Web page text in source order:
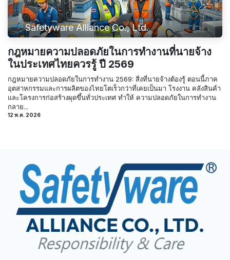
Safetyware Alliance Co., Ltd.
กฎหมายความปลอดภัยในการทำงานที่นายจ้าง
ในประเทศไทยควรรู้ ปี 2569
กฎหมายความปลอดภัยในการทำงาน 2569: สิ่งที่นายจ้างต้องรู้ ตอนนี้ภาค
อุตสาหกรรมและการผลิตของไทยโตเร็วกว่าที่เคยเป็นมา โรงงาน คลังสินค้า
และโครงการก่อสร้างผุดขึ้นทั่วประเทศ ทำให้ ความปลอดภัยในการทำงาน
กลาย...
12 พ.ค. 2026